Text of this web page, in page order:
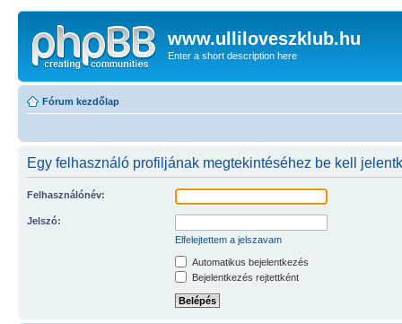
www.ulliloveszklub.hu
Enter a short description here
Fórum kezdőlap
Egy felhasználó profiljának megtekintéséhez be kell
Felhasználónév:
Jelszó:
Elfelejtettem a jelszavam
Automatikus bejelentkezés
Bejelentkezés rejtettként